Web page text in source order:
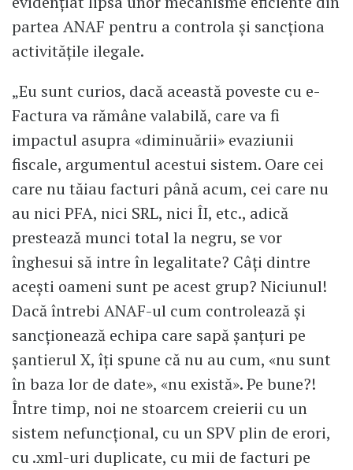
partea ANAF pentru a controla și sancționa
activitățile ilegale.
„Eu sunt curios, dacă această poveste cu e-
Factura va rămâne valabilă, care va fi
impactul asupra «diminuării» evaziunii
fiscale, argumentul acestui sistem. Oare cei
care nu tăiau facturi până acum, cei care nu
au nici PFA, nici SRL, nici ÎI, etc., adică
prestează munci total la negru, se vor
înghesui să intre în legalitate? Câți dintre
acești oameni sunt pe acest grup? Niciunul!
Dacă întrebi ANAF-ul cum controlează și
sancționează echipa care sapă șanțuri pe
șantierul X, îți spune că nu au cum, «nu sunt
în baza lor de date», «nu există». Pe bune?!
Între timp, noi ne stoarcem creierii cu un
sistem nefuncțional, cu un SPV plin de erori,
cu .xml-uri duplicate, cu mii de facturi pe